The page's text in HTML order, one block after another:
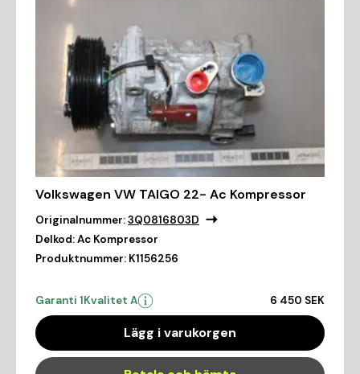
Volkswagen VW TAIGO 22- Ac Kompressor
Originalnummer:3Q0816803D
Delkod:Ac Kompressor
Produktnummer: K1156256
Garanti 1Kvalitet A 6 450 SEK
Lägg i varukorgen